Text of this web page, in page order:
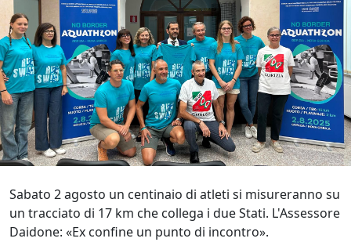
Sabato 2 agosto un centinaio di atleti si misureranno su
un tracciato di 17 km che collega i due Stati. L'Assessore
Daidone: «Ex confine un punto di incontro».